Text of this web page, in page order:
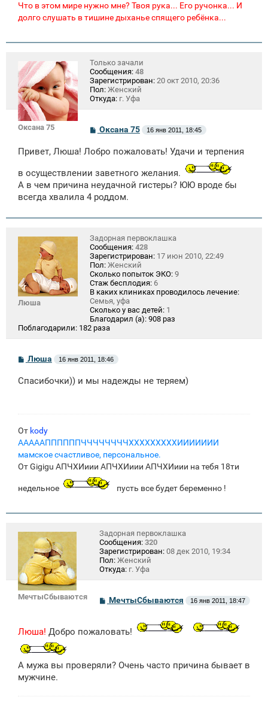
Что в этом мире нужно мне? Твоя рука... Его ручонка... И
долго слушать в тишине дыханье спящего ребёнка...
Оксана 75
Только зачали
Сообщения: 48
Зарегистрирован: 20 окт 2010, 20:36
Пол: Женский
Откуда: г. Уфа
С
б
е
н
и
е
Оксана 75 16 янв 2011, 18:45
Привет, Люша! Лобро пожаловать! Удачи и терпения
в осуществлении заветного желания.
А в чем причина неудачной гистеры? ЮЮ вроде бы
всегда хвалила 4 роддом.
Люша
Задорная первоклашка
Сообщения: 428
Зарегистрирован: 17 июн 2010, 22:49
Пол: Женский
Сколько попыток ЭКО: 9
Стаж бесплодия: 6
В каких клиниках проводилось лечение:
Семья, уфа
Сколько у вас детей: 1
Благодарил (а): 908 раз
Поблагодарили: 182 раза
С
б
Люша 16 янв 2011, 18:46
Спасибочки)) и мы надежды не теряем)
От kody
АААААППППППЧЧЧЧЧЧЧЧХХХХХХХХХИИИИИИИ
мамское счастливое, персональное.
От Gigigu АПЧХИиии АПЧХИиии АПЧХИиии на тебя 18ти
недельное пусть все будет беременно !
МечтыСбываются
Задорная первоклашка
Сообщения: 320
Зарегистрирован: 08 дек 2010, 19:34
Пол: Женский
Откуда: г. Уфа
С
щ
е
МечтыСбываются 16 янв 2011, 18:47
Люша! Добро пожаловать!
А мужа вы проверяли? Очень часто причина бывает в
мужчине.